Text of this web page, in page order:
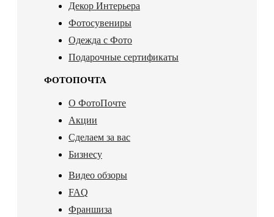
Декор Интерьера
Фотосувениры
Одежда с Фото
Подарочные сертификаты
ФОТОПОЧТА
О ФотоПочте
Акции
Сделаем за вас
Бизнесу
Видео обзоры
FAQ
Франшиза